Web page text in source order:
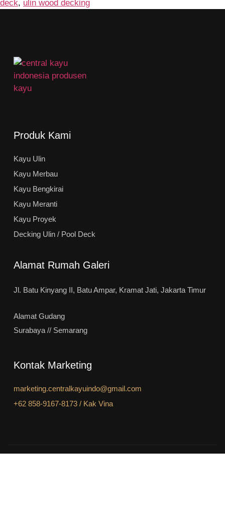
deck, ulin wood decking
Produk Kami
Kayu Ulin
Kayu Merbau
Kayu Bengkirai
Kayu Meranti
Kayu Proyek
Decking Ulin / Pool Deck
Alamat Rumah Galeri
Jl. Batu Kinyang II, Batu Ampar, Kramat Jati, Jakarta Timur
Alamat Gudang
Surabaya // Semarang
Kontak Marketing
marketing.centralkayuindo@gmail.com
+62 858-9167-8173 / Kak Vina